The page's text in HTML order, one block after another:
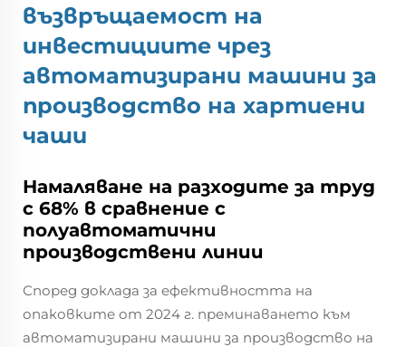
възвръщаемост на
инвестициите чрез
автоматизирани машини за
производство на хартиени
чаши
Намаляване на разходите за труд
с 68% в сравнение с
полуавтоматични
производствени линии
Според доклада за ефективността на
опаковките от 2024 г. преминаването към
автоматизирани машини за производство на